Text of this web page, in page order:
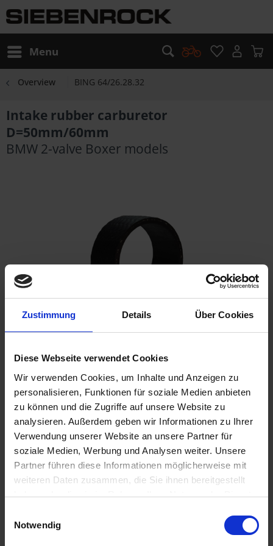
Zustimmung Details Über Cookies
Diese Webseite verwendet Cookies
Wir verwenden Cookies, um Inhalte und Anzeigen zu
personalisieren, Funktionen für soziale Medien anbieten
zu können und die Zugriffe auf unsere Website zu
analysieren. Außerdem geben wir Informationen zu Ihrer
Verwendung unserer Website an unsere Partner für
soziale Medien, Werbung und Analysen weiter. Unsere
Partner führen diese Informationen möglicherweise mit
weiteren Daten zusammen, die Sie ihnen bereitgestellt
haben oder die sie im Rahmen Ihrer Nutzung der Dienste
Cookies, wenn Sie unsere Webseite weiterhin nutzen.
Notwendig
Menu
Overview BING 64/26.28.32
Intake rubber carburetor
D=50mm/60mm
BMW 2-valve Boxer models
Prices incl. VAT,plus shipping costs
Ready to ship today, Delivery time appr. 2-4 workdays within
Germany
Add to shopping cart
Remember Comment
part no.: 1372392
Description
OEM spare part. Should not be missing in any carburetor
overhaul. Age-related cracks often lead...